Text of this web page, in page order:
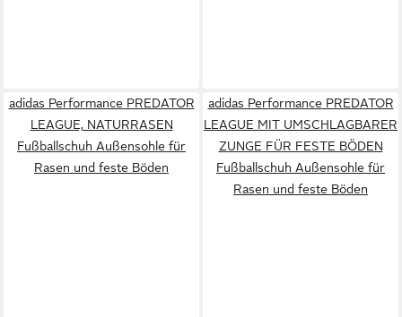
adidas Performance PREDATOR
LEAGUE, NATURRASEN
Fußballschuh Außensohle für
Rasen und feste Böden
adidas Performance PREDATOR
LEAGUE MIT UMSCHLAGBARER
ZUNGE FÜR FESTE BÖDEN
Fußballschuh Außensohle für
Rasen und feste Böden